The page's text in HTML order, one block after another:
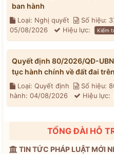
ban hành
Loại: Nghị quyết Số hiệu:
05/08/2026
Hiệu lực: Kiểm
Quyết định 80/2026/QĐ-
tục hành chính về đất đai
Loại: Quyết định Số hiệu:
hành: 04/08/2026
Hiệu lực:
TỔNG ĐÀI HỖ
TIN TỨC PHÁP LUẬT MỚI